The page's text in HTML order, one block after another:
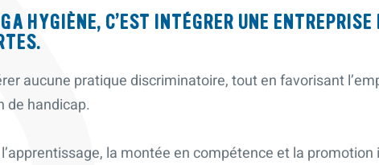
HYGIÈNE, C’EST INTÉGRER UNE
aucune pratique discriminatoire, tout en favorisant
de handicap.
la montée en compétence et la